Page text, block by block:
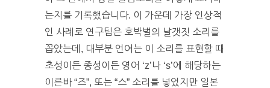
는지를 기록했습니다. 이 가운데 가장 인상적
인 사례로 연구팀은 호박벌의 날갯짓 소리를
꼽았는데, 대부분 언어는 이 소리를 표현할 때
초성이든 종성이든 영어 ‘z’나 ‘s’에 해당하는
이른바 “즈”, 또는 “스” 소리를 넣었지만 일본